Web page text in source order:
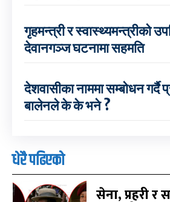
गृहमन्त्री र स्वास्थ्यमन्त्रीको
देवानगञ्ज घटनामा सहमति
देशवासीका नाममा सम्बोधन गर्दै
बालेनले के के भने ?
धेरै पढिएको
सेना, प्रहरी र